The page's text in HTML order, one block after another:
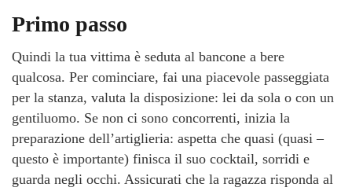
Primo passo
Quindi la tua vittima è seduta al bancone a bere
qualcosa. Per cominciare, fai una piacevole passeggiata
per la stanza, valuta la disposizione: lei da sola o con un
gentiluomo. Se non ci sono concorrenti, inizia la
preparazione dell’artiglieria: aspetta che quasi (quasi –
questo è importante) finisca il suo cocktail, sorridi e
guarda negli occhi. Assicurati che la ragazza risponda al